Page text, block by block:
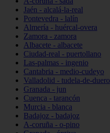
Jaén - alcalá-la-real
Pontevedra - lalín
Almería - huércal-overa
Zamora - zamora
Albacete - albacete
Ciudad-real - puertollano
Las-palmas - ingenio
Cantabria - medio-cudeyo
Valladolid - tudela-de-duero
Granada - jun
Cuenca - tarancón
Murcia - blanca
Badajoz - badajoz
A-coruña - o-pino